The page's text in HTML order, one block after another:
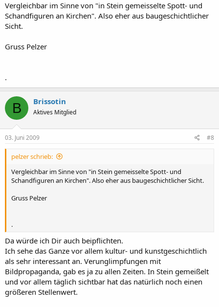
Vergleichbar im Sinne von "in Stein gemeisselte Spott- und
Schandfiguren an Kirchen". Also eher aus baugeschichtlicher
Sicht.
Gruss Pelzer
.
B Brissotin
Aktives Mitglied
03. Juni 2009 #8
pelzer schrieb:
Vergleichbar im Sinne von "in Stein gemeisselte Spott- und
Schandfiguren an Kirchen". Also eher aus baugeschichtlicher Sicht.
Gruss Pelzer
.
Da würde ich Dir auch beipflichten.
Ich sehe das Ganze vor allem kultur- und kunstgeschichtlich
als sehr interessant an. Verunglimpfungen mit
Bildpropaganda, gab es ja zu allen Zeiten. In Stein gemeißelt
und vor allem täglich sichtbar hat das natürlich noch einen
größeren Stellenwert.